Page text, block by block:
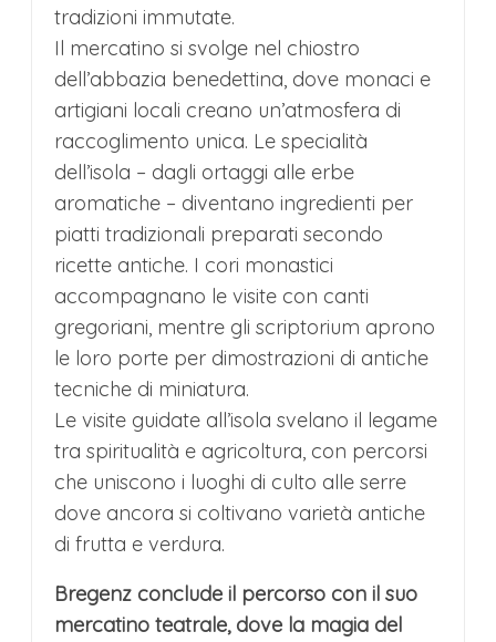
tradizioni immutate.
Il mercatino si svolge nel chiostro
dell’abbazia benedettina, dove monaci e
artigiani locali creano un’atmosfera di
raccoglimento unica. Le specialità
dell’isola – dagli ortaggi alle erbe
aromatiche – diventano ingredienti per
piatti tradizionali preparati secondo
ricette antiche. I cori monastici
accompagnano le visite con canti
gregoriani, mentre gli scriptorium aprono
le loro porte per dimostrazioni di antiche
tecniche di miniatura.
Le visite guidate all’isola svelano il legame
tra spiritualità e agricoltura, con percorsi
che uniscono i luoghi di culto alle serre
dove ancora si coltivano varietà antiche
di frutta e verdura.
Bregenz conclude il percorso con il suo
mercatino teatrale, dove la magia del